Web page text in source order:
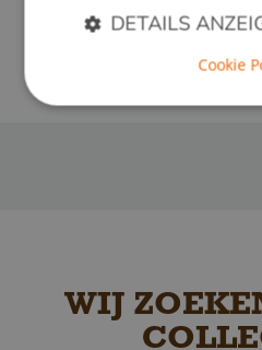
Zurück zur
WIJ
DETAILS
Name
__cf_bm
Cookie